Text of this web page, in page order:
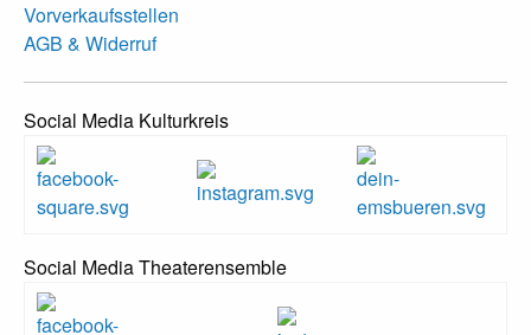
Vorverkaufsstellen
AGB & Widerruf
Social Media Kulturkreis
Social Media Theaterensemble